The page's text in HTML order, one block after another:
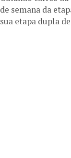
de semana da
sua etapa dupla